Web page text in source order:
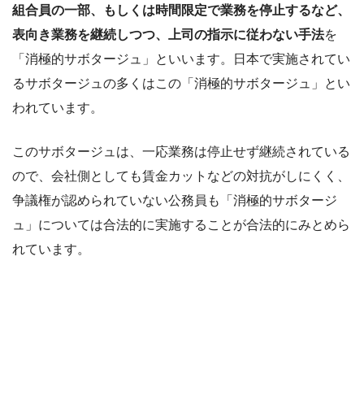
組合員の一部、もしくは時間限定で業務を停止するなど、
表向き業務を継続しつつ、上司の指示に従わない手法を
「消極的サボタージュ」といいます。日本で実施されてい
るサボタージュの多くはこの「消極的サボタージュ」とい
われています。
このサボタージュは、一応業務は停止せず継続されている
ので、会社側としても賃金カットなどの対抗がしにくく、
争議権が認められていない公務員も「消極的サボタージ
ュ」については合法的に実施することが合法的にみとめら
れています。